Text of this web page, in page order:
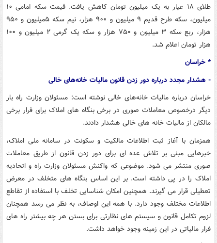
طلای ۱۸ عیار به یک میلیون تومان کاهش یافت. قیمت سکه امامی ۱۰
میلیون، سکه طرح قدیم ۹ میلیون و ۹۰۰ هزار، نیم سکه ۵‌میلیون و ۹۵۰
هزار، ربع سکه ۳ میلیون و ۷۵۰ هزار و سکه یک گرمی ۲ میلیون و ۱۰۰
هزار تومان اعلام شد.
* خراسان
- هشدار مجدد درباره دور زدن قانون مالیات خانه‌های خالی
خراسان درباره مالیات خانه‌های خالی نوشته است: مسئولان وزارت راه بار
دیگر درخصوص معاملات صوری در برخی بنگاه های املاک برای فرار برخی
مالکان از مالیات خانه های خالی هشدار دادند.
همزمان با آغاز ثبت اطلاعات مالکیت و سکونت در سامانه ملی املاک،
خبرهایی مبنی بر تلاش عده ای برای دور زدن قانون از طریق معاملات
صوری منتشر می شود. موضوعی که واکنش مسئولان وزارت راه و اتحادیه
املاک را در پی داشته است. بر این اساس بنگاه های متخلف در معرض
تعطیلی قرار می گیرند. همچنین امکان شناسایی تخلف با استفاده از تقاطع
اطلاعات مختلف وجود دارد. با همه این اوصاف، به نظر می رسد همچنان
لزوم تکامل قانون و سیستم های نظارتی برای بستن هر چه بیشتر راه های
فرار مالیاتی در این زمینه وجود خواهد داشت.